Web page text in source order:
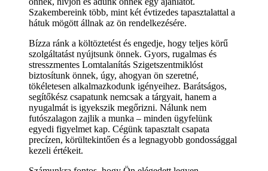
Szakembereink több, mint két évtizedes tapasztalattal a
hátuk mögött állnak az ön rendelkezésére.
Bízza ránk a költöztetést és engedje, hogy teljes körű
szolgáltatást nyújtsunk önnek. Gyors, rugalmas és
stresszmentes Lomtalanítás Szigetszentmiklóst
biztosítunk önnek, úgy, ahogyan ön szeretné,
tökéletesen alkalmazkodunk igényeihez. Barátságos,
segítőkész csapatunk nemcsak a tárgyait, hanem a
nyugalmát is igyekszik megőrizni. Nálunk nem
futószalagon zajlik a munka – minden ügyfelünk
egyedi figyelmet kap. Cégünk tapasztalt csapata
precízen, körültekintően és a legnagyobb gondossággal
kezeli értékeit.